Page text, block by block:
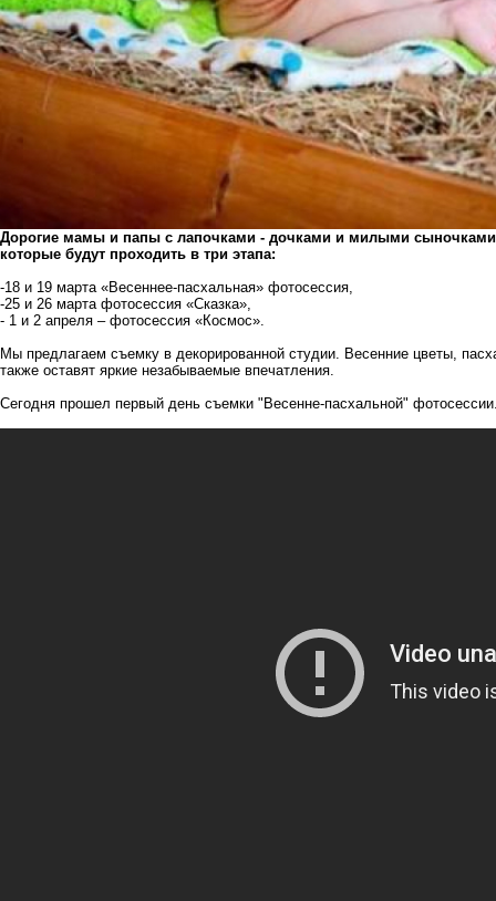
Дорогие мамы и папы с лапочками - дочками и милыми
которые будут проходить в три этапа:
-18 и 19 марта «Весеннее-пасхальная» фотосессия,
-25 и 26 марта фотосессия «Сказка»,
- 1 и 2 апреля – фотосессия «Космос».
Мы предлагаем съемку в декорированной студии. Весенние цветы,
также оставят яркие незабываемые впечатления.
Сегодня прошел первый день съемки "Весенне-пасхальной"